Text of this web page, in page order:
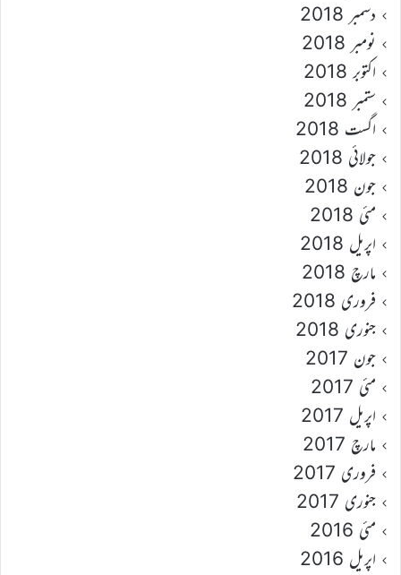
دسمبر 2018
نومبر 2018
اکتوبر 2018
ستمبر 2018
اگست 2018
جولائی 2018
جون 2018
مئی 2018
اپریل 2018
مارچ 2018
فروری 2018
جنوری 2018
جون 2017
مئی 2017
اپریل 2017
مارچ 2017
فروری 2017
جنوری 2017
مئی 2016
اپریل 2016